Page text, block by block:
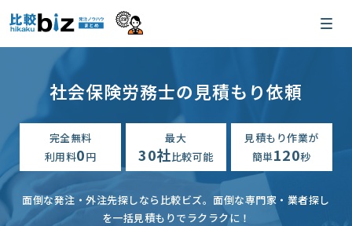
社会保険労務士の見積もり依頼
完全無料
利用料0円
最大
30社比較可能
見積もり作業が
簡単120秒
面倒な発注・外注先探しなら比較ビズ。 面倒な専門家・業者探し
を一括見積もりでラクラクに！